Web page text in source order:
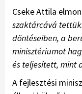
Cseke Attila
szaktárcává
döntéseiben, a
minisztériumot
és teljesített, mint
A fejlesztési